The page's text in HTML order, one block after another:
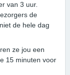
van 3 uur.
de
de hele dag
ze jou een
15 minuten voor